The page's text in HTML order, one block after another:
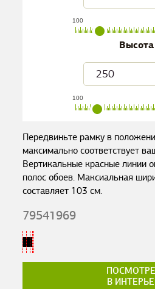
100
Высота
100
Передвиньте рамку в
максимально соответствует
Вертикальные красные линии
полос обоев. Максиальная
составляет 103 см.
79541969
В